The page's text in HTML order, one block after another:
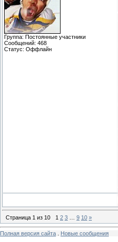
Группа: Постоянные участники
Сообщений: 468
Статус: Оффлайн
Страница 1 из 10 1 2 3 9 10 »
Полная версия сайта Новые сообщения